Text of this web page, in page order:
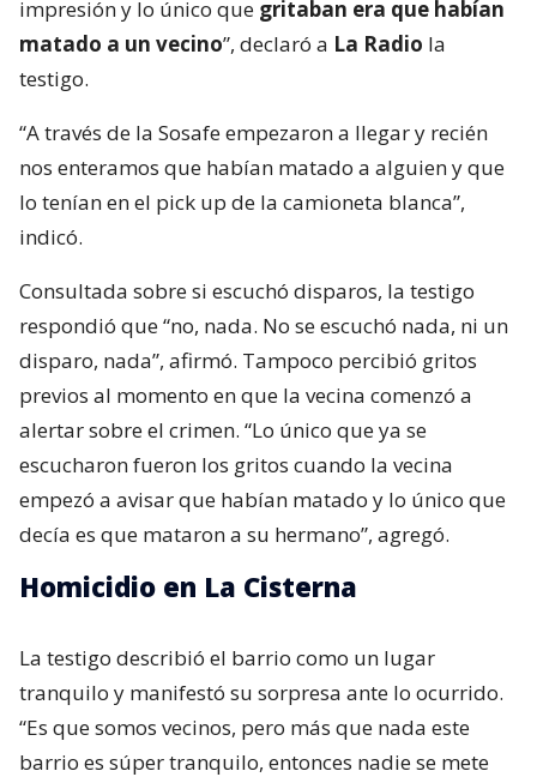
impresión y lo único que gritaban era que habían
matado a un vecino”, declaró a La Radio la
testigo.
“A través de la Sosafe empezaron a llegar y recién
nos enteramos que habían matado a alguien y que
lo tenían en el pick up de la camioneta blanca”,
indicó.
Consultada sobre si escuchó disparos, la testigo
respondió que “no, nada. No se escuchó nada, ni un
disparo, nada”, afirmó. Tampoco percibió gritos
previos al momento en que la vecina comenzó a
alertar sobre el crimen. “Lo único que ya se
escucharon fueron los gritos cuando la vecina
empezó a avisar que habían matado y lo único que
decía es que mataron a su hermano”, agregó.
Homicidio en La Cisterna
La testigo describió el barrio como un lugar
tranquilo y manifestó su sorpresa ante lo ocurrido.
“Es que somos vecinos, pero más que nada este
barrio es súper tranquilo, entonces nadie se mete